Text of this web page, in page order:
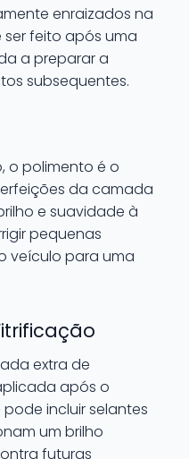
enraizados na
feito após uma
a preparar a
subsequentes.
o polimento é o
da camada
e suavidade à
pequenas
veículo para uma
extra de
após o
incluir selantes
um brilho
futuras